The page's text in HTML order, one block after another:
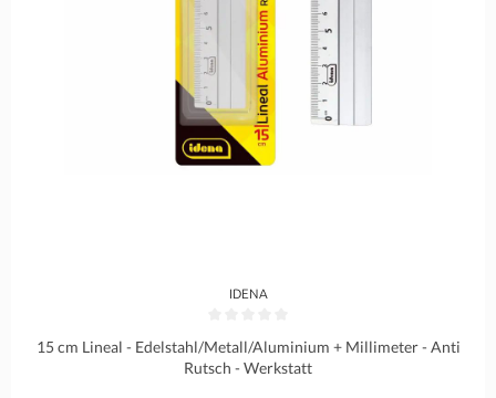
IDENA
15 cm Lineal - Edelstahl/Metall/Aluminium + Millimeter - Anti
Rutsch - Werkstatt